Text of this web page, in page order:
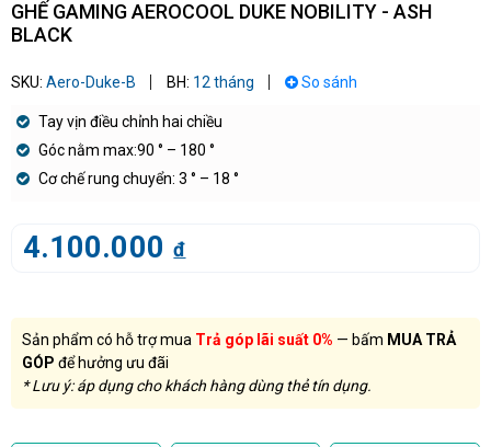
GHẾ GAMING AEROCOOL DUKE NOBILITY - ASH
BLACK
SKU: Aero-Duke-B BH: 12 tháng So sánh
Tay vịn điều chỉnh hai chiều
Góc nằm max:90 ° – 180 °
Cơ chế rung chuyển: 3 ° – 18 °
4.100.000 đ
Sản phẩm có hỗ trợ mua Trả góp lãi suất 0% — bấm MUA TRẢ
GÓP để hưởng ưu đãi
* Lưu ý: áp dụng cho khách hàng dùng thẻ tín dụng.